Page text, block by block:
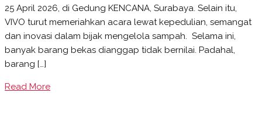
25 April 2026, di Gedung KENCANA, Surabaya. Selain itu,
VIVO turut memeriahkan acara lewat kepedulian, semangat
dan inovasi dalam bijak mengelola sampah. Selama ini,
banyak barang bekas dianggap tidak bernilai. Padahal,
barang […]
Read More